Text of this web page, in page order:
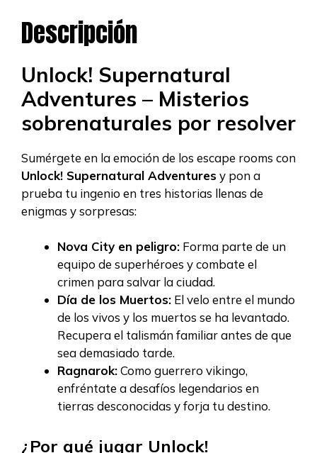
Descripción
Unlock! Supernatural
Adventures – Misterios
sobrenaturales por resolver
Sumérgete en la emoción de los escape rooms con
Unlock! Supernatural Adventuresy pon a
prueba tu ingenio en tres historias llenas de
enigmas y sorpresas:
Nova City en peligro: Forma parte de un
equipo de superhéroes y combate el
crimen para salvar la ciudad.
Día de los Muertos: El velo entre el mundo
de los vivos y los muertos se ha levantado.
Recupera el talismán familiar antes de que
sea demasiado tarde.
Ragnarok:Como guerrero vikingo,
enfréntate a desafíos legendarios en
tierras desconocidas y forja tu destino.
¿Por qué jugar Unlock!